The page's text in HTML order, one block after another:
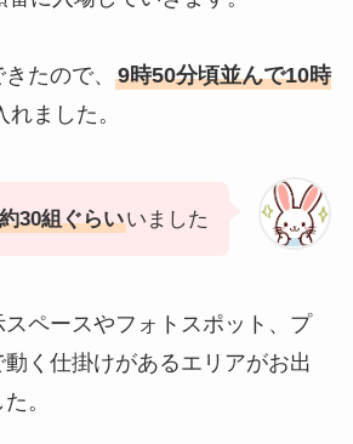
たので、 9時50分頃並んで10時
れました。
30組ぐらいいました
ペースやフォトスポット、プ
く仕掛けがあるエリアがお出
。